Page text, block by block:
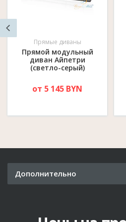
Прямые диваны
Прямой модульный
диван Айпетри
(светло-серый)
от 5 145 BYN
Дополнительно